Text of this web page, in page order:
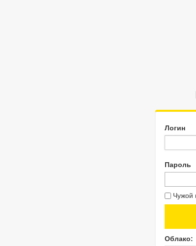
Логин
Пароль
Чужой
Облако: